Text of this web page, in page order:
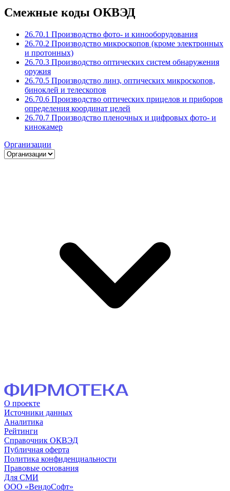
Смежные коды ОКВЭД
26.70.1 Производство фото- и кинооборудования
26.70.2 Производство микроскопов (кроме электронных
и протонных)
26.70.3 Производство оптических систем обнаружения
оружия
26.70.5 Производство линз, оптических микроскопов,
биноклей и телескопов
26.70.6 Производство оптических прицелов и приборов
определения координат целей
26.70.7 Производство пленочных и цифровых фото- и
кинокамер
Организации
О проекте
Источники данных
Аналитика
Рейтинги
Справочник ОКВЭД
Публичная оферта
Политика конфиденциальности
Правовые основания
Для СМИ
ООО «ВендоСофт»